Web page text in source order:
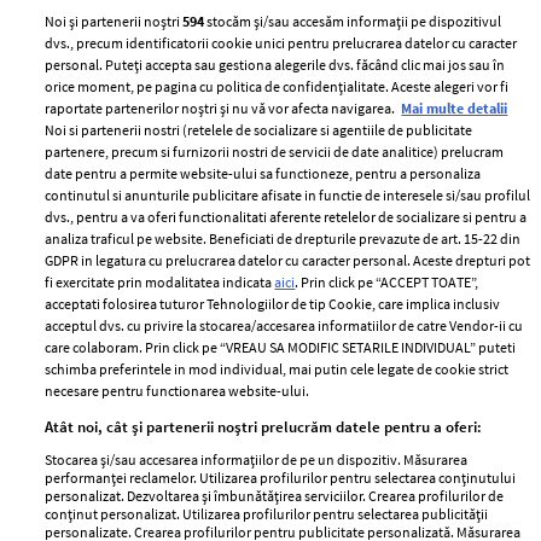
ELLE Style Awards
2024
Despre ELLE
Romania
Contact
Abonamente
Termeni si conditii
Politica de
confidențialitate
Politica de cookies
Publicitate
GSP
Unica
Baby
femei
Viva
Avantaje
Noi și partenerii noștri594stocăm și/sau accesăm informații pe dispozitivul
dvs., precum identificatorii cookie unici pentru prelucrarea datelor cu caracter
personal. Puteți accepta sau gestiona alegerile dvs. făcând clic mai jos sau în
orice moment, pe pagina cu politica de confidențialitate. Aceste alegeri vor fi
raportate partenerilor noștri și nu vă vor afecta navigarea. Mai multe detalii
Noi si partenerii nostri (retelele de socializare si agentiile de publicitate
partenere, precum si furnizorii nostri de servicii de date analitice) prelucram
date pentru a permite website-ului sa functioneze, pentru a personaliza
continutul si anunturile publicitare afisate in functie de interesele si/sau profilul
dvs., pentru a va oferi functionalitati aferente retelelor de socializare si pentru a
analiza traficul pe website. Beneficiati de drepturile prevazute de art. 15-22 din
GDPR in legatura cu prelucrarea datelor cu caracter personal. Aceste drepturi pot
fi exercitate prin modalitatea indicataaici. Prin click pe “ACCEPT TOATE”,
acceptati folosirea tuturor Tehnologiilor de tip Cookie, care implica inclusiv
acceptul dvs. cu privire la stocarea/accesarea informatiilor de catre Vendor-ii cu
care colaboram. Prin click pe “VREAU SA MODIFIC SETARILE INDIVIDUAL” puteti
schimba preferintele in mod individual, mai putin cele legate de cookie strict
necesare pentru functionarea website-ului.
Atât noi, cât și partenerii noștri prelucrăm datele pentru a oferi:
Stocarea și/sau accesarea informațiilor de pe un dispozitiv. Măsurarea
performanței reclamelor. Utilizarea profilurilor pentru selectarea conținutului
personalizat. Dezvoltarea și îmbunătățirea serviciilor. Crearea profilurilor de
conținut personalizat. Utilizarea profilurilor pentru selectarea publicității
personalizate. Crearea profilurilor pentru publicitate personalizată. Măsurarea